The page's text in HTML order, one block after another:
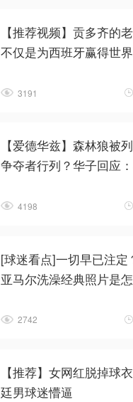
【推荐视频】贡多齐的
不仅是为西班牙赢得世
3191
【爱德华兹】森林狼被
争夺者行列？华子回应
4198
[球迷看点]一切早已注定
亚马尔洗澡经典照片是
2742
【推荐】女网红脱掉球
廷男球迷懵逼